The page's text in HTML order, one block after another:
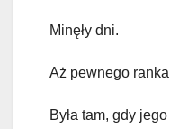
Minęły dni.
Aż pewnego
Była tam, gdy